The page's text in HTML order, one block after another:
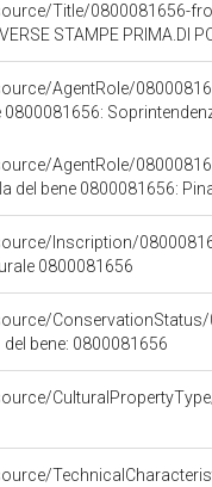
Title/0800081656-
STAMPE PRIMA.DI
AgentRole/
AgentRole/
del bene 0800081656:
Inscription/
0800081656
bene: 0800081656